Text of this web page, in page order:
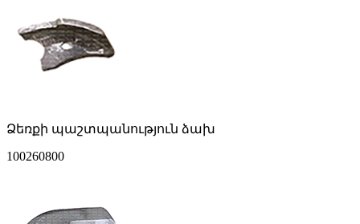
Ձեռքի պաշտպանություն ձախ
100260800